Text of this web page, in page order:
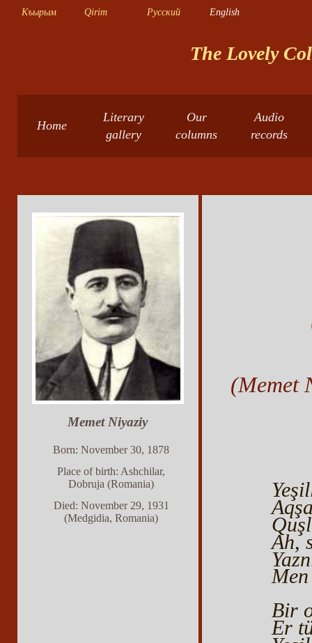
Къырым Qirim Русский English
The Lovely
Home
Literary
gallery
Our
columns
Audio
records
Memet Niyaziy
Born: November 30, 1878
Place of birth: Ashchilar,
Dobruja (Romania)
Died: November 29, 1931
(Medgidia, Romania)
(Memet
Ah,
Bir
Er